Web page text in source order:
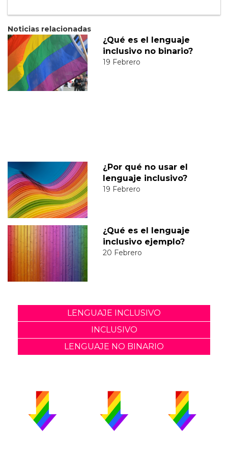
Noticias relacionadas
¿Qué es el lenguaje
inclusivo no binario?
19 Febrero
¿Por qué no usar el
lenguaje inclusivo?
19 Febrero
¿Qué es el lenguaje
inclusivo ejemplo?
20 Febrero
LENGUAJE INCLUSIVO
INCLUSIVO
LENGUAJE NO BINARIO